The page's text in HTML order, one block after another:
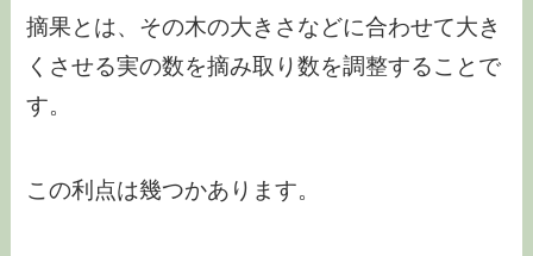
摘果とは、その木の大きさなどに合わせて大き
くさせる実の数を摘み取り数を調整することで
す。
この利点は幾つかあります。